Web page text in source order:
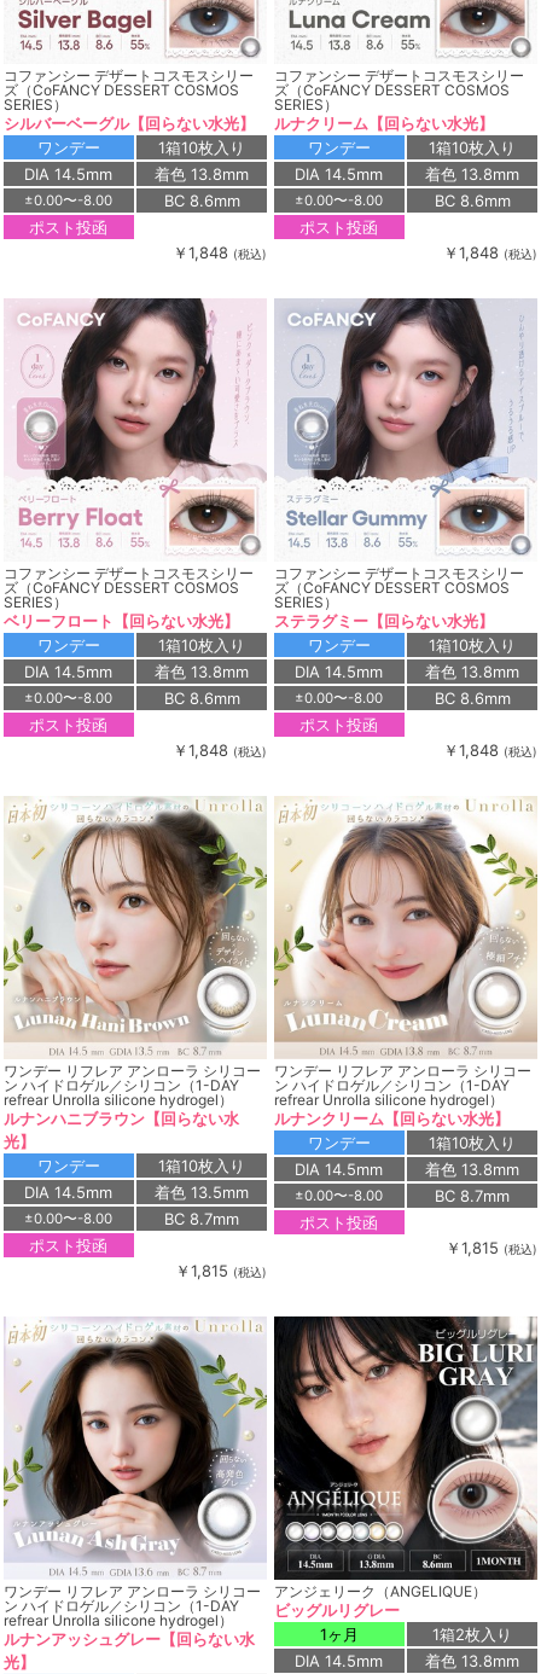
コファンシー デザートコスモスシリー
ズ（CoFANCY DESSERT COSMOS
SERIES）
シルバーベーグル【回らない水光】
ワンデー
1箱10枚入り
DIA 14.5mm
着色 13.8mm
±0.00〜-8.00
BC 8.6mm
ポスト投函
￥1,848 (税込)
コファンシー デザートコスモスシリー
ズ（CoFANCY DESSERT COSMOS
SERIES）
ルナクリーム【回らない水光】
ワンデー
1箱10枚入り
DIA 14.5mm
着色 13.8mm
±0.00〜-8.00
BC 8.6mm
ポスト投函
￥1,848 (税込)
コファンシー デザートコスモスシリー
ズ（CoFANCY DESSERT COSMOS
SERIES）
ベリーフロート【回らない水光】
ワンデー
1箱10枚入り
DIA 14.5mm
着色 13.8mm
±0.00〜-8.00
BC 8.6mm
ポスト投函
￥1,848 (税込)
コファンシー デザートコスモスシリー
ズ（CoFANCY DESSERT COSMOS
SERIES）
ステラグミー【回らない水光】
ワンデー
1箱10枚入り
DIA 14.5mm
着色 13.8mm
±0.00〜-8.00
BC 8.6mm
ポスト投函
￥1,848 (税込)
ワンデー リフレア アンローラ シリコー
ン ハイドロゲル／シリコン（1-DAY
refrear Unrolla silicone hydrogel）
ルナンハニブラウン【回らない水
光】
ワンデー
1箱10枚入り
DIA 14.5mm
着色 13.5mm
±0.00〜-8.00
BC 8.7mm
ポスト投函
￥1,815 (税込)
ワンデー リフレア アンローラ シリコー
ン ハイドロゲル／シリコン（1-DAY
refrear Unrolla silicone hydrogel）
ルナンクリーム【回らない水光】
ワンデー
1箱10枚入り
DIA 14.5mm
着色 13.8mm
±0.00〜-8.00
BC 8.7mm
ポスト投函
￥1,815 (税込)
ワンデー リフレア アンローラ シリコー
ン ハイドロゲル／シリコン（1-DAY
refrear Unrolla silicone hydrogel）
ルナンアッシュグレー【回らない水
光】
アンジェリーク（ANGELIQUE）
ビッグルリグレー
1ヶ月
1箱2枚入り
DIA 14.5mm
着色 13.8mm